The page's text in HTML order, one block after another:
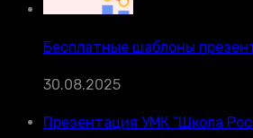
Бесплатные шаблоны
30.08.2025
Презентация УМК “Школа